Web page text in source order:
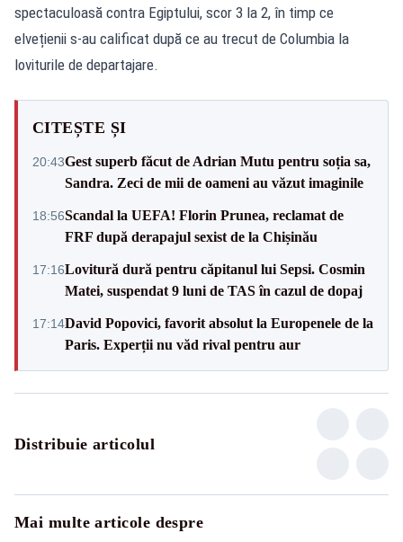
spectaculoasă contra Egiptului, scor 3 la 2, în timp ce
elvețienii s-au calificat după ce au trecut de Columbia la
loviturile de departajare.
CITEȘTE ȘI
20:43Gest superb făcut de Adrian Mutu pentru soția sa,
Sandra. Zeci de mii de oameni au văzut imaginile
18:56Scandal la UEFA! Florin Prunea, reclamat de
FRF după derapajul sexist de la Chișinău
17:16Lovitură dură pentru căpitanul lui Sepsi. Cosmin
Matei, suspendat 9 luni de TAS în cazul de dopaj
17:14David Popovici, favorit absolut la Europenele de la
Paris. Experții nu văd rival pentru aur
Distribuie articolul
Mai multe articole despre